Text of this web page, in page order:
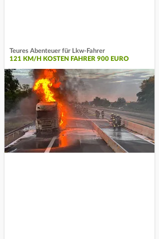
Teures Abenteuer für Lkw-Fahrer
121 KM/H KOSTEN FAHRER 900 EURO